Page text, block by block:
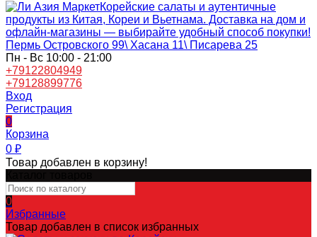
Корейские салаты и аутентичные
продукты из Китая, Кореи и Вьетнама. Доставка на дом и
офлайн‑магазины — выбирайте удобный способ покупки!
Пермь Островского 99\ Хасана 11\ Писарева 25
Пн - Вс 10:00 - 21:00
+79122804949
+79128899776
Вход
Регистрация
0
Корзина
0 ₽
Товар добавлен в корзину!
0
Избранные
Товар добавлен в список избранных